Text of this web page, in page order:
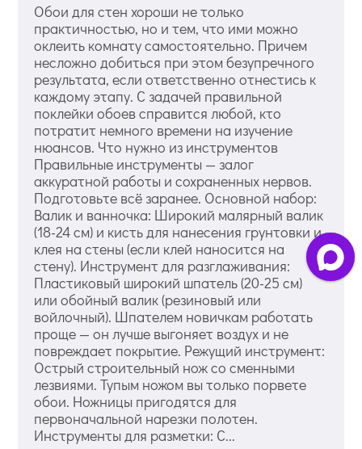
Обои для стен хороши не только
практичностью, но и тем, что ими можно
оклеить комнату самостоятельно. Причем
несложно добиться при этом безупречного
результата, если ответственно отнестись к
каждому этапу. С задачей правильной
поклейки обоев справится любой, кто
потратит немного времени на изучение
нюансов. Что нужно из инструментов
Правильные инструменты — залог
аккуратной работы и сохраненных нервов.
Подготовьте всё заранее. Основной набор:
Валик и ванночка: Широкий малярный валик
(18-24 см) и кисть для нанесения грунтовки и
клея на стены (если клей наносится на
стену). Инструмент для разглаживания:
Пластиковый широкий шпатель (20-25 см)
или обойный валик (резиновый или
войлочный). Шпателем новичкам работать
проще — он лучше выгоняет воздух и не
повреждает покрытие. Режущий инструмент:
Острый строительный нож со сменными
лезвиями. Тупым ножом вы только порвете
обои. Ножницы пригодятся для
первоначальной нарезки полотен.
Инструменты для разметки: С...